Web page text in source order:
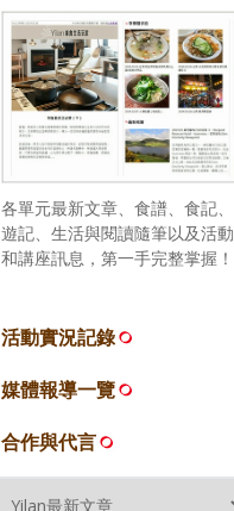
各單元最新文章、食譜、食記、
遊記、生活與閱讀隨筆以及活動
和講座訊息，第一手完整掌握！
活動實況記錄
媒體報導一覽
合作與代言